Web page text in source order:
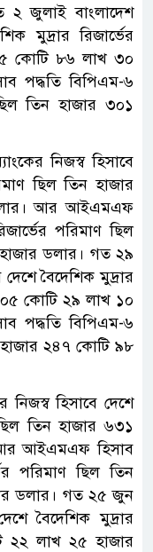
২ জুলাই বাংলাদেশ
মুদ্রার রিজার্ভের
কোটি ৮৬ লাখ ৩০
পদ্ধতি বিপিএম-৬
তিন হাজার ৩০১
নিজস্ব হিসাবে
ছিল তিন হাজার
আর আইএমএফ
পরিমাণ ছিল
ডলার। গত ২৯
বৈদেশিক মুদ্রার
কোটি ২৯ লাখ ১০
পদ্ধতি বিপিএম-৬
হাজার ২৪৭ কোটি ৯৮
হিসাবে দেশে
তিন হাজার ৬৩১
আইএমএফ হিসাব
পরিমাণ ছিল তিন
ডলার। গত ২৫ জুন
বৈদেশিক মুদ্রার
২২ লাখ ২৫ হাজার